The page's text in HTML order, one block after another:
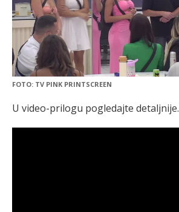
FOTO: TV PINK PRINTSCREEN
U video-prilogu pogledajte detaljnije.